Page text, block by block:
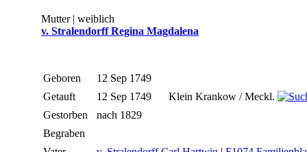
Mutter | weiblich
v. Stralendorff Regina Magdalena
Geboren
12 Sep 1749
Getauft
12 Sep 1749
Klein Krankow / Meckl.
Gestorben
nach 1829
Begraben